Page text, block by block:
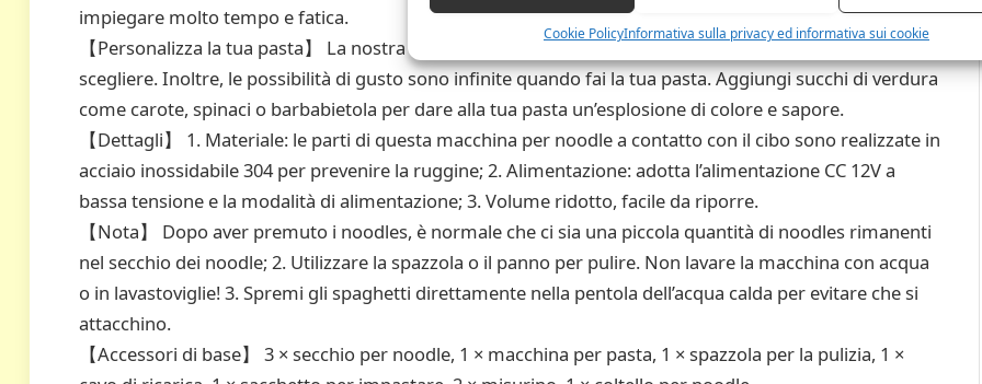
Cookie PolicyInformativa sulla privacy ed informativa sui cookie
impiegare molto tempo e fatica.
【Personalizza la tua pasta】 La nostra macchina per pasta è dotata di 3 tipi di stampi per pasta tra cui
scegliere. Inoltre, le possibilità di gusto sono infinite quando fai la tua pasta. Aggiungi succhi di verdura
come carote, spinaci o barbabietola per dare alla tua pasta un’esplosione di colore e sapore.
【Dettagli】 1. Materiale: le parti di questa macchina per noodle a contatto con il cibo sono realizzate in
acciaio inossidabile 304 per prevenire la ruggine; 2. Alimentazione: adotta l’alimentazione CC 12V a
bassa tensione e la modalità di alimentazione; 3. Volume ridotto, facile da riporre.
【Nota】 Dopo aver premuto i noodles, è normale che ci sia una piccola quantità di noodles rimanenti
nel secchio dei noodle; 2. Utilizzare la spazzola o il panno per pulire. Non lavare la macchina con acqua
o in lavastoviglie! 3. Spremi gli spaghetti direttamente nella pentola dell’acqua calda per evitare che si
attacchino.
【Accessori di base】 3 × secchio per noodle, 1 × macchina per pasta, 1 × spazzola per la pulizia, 1 ×